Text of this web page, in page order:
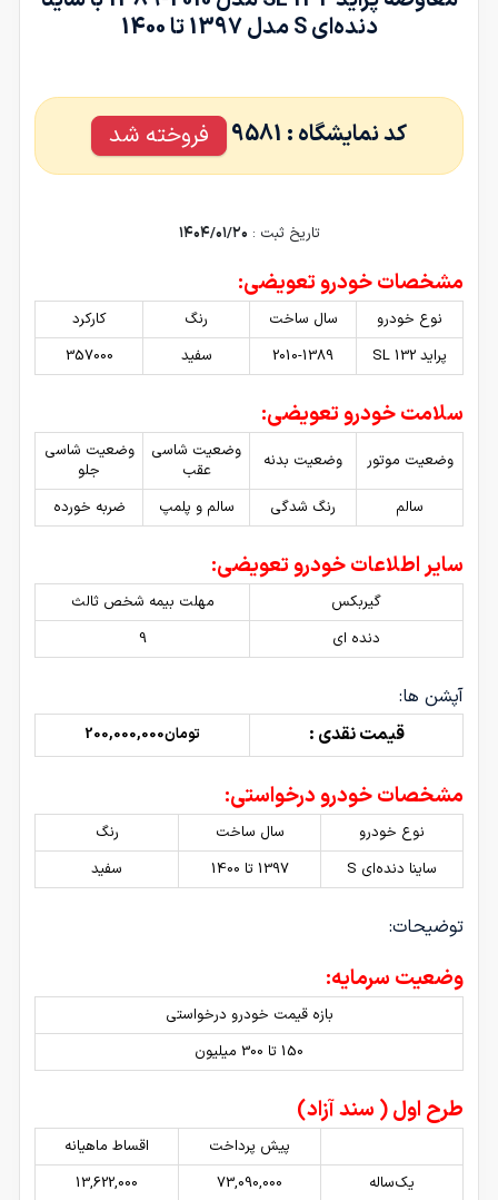
دنده‌ای S مدل 1397 تا 1400
کد نمایشگاه : 9581 فروخته شد
تاریخ ثبت : ۱۴۰۴/۰۱/۲۰
مشخصات خودرو تعویضی:
نوع خودرو سال ساخت رنگ
کارکرد
پراید 132 SL
2010-1389 سفید 357000
سلامت خودرو تعویضی:
وضعیت موتور وضعیت بدنه
وضعیت شاسی
عقب
وضعیت شاسی
جلو
سالم
رنگ شدگی سالم و پلمپ ضربه خورده
سایر اطلاعات خودرو تعویضی:
گیربکس
مهلت بیمه شخص ثالث
دنده ای
9
آپشن ها:
قیمت نقدی :
تومان200,000,000
مشخصات خودرو درخواستی:
نوع خودرو سال ساخت
رنگ
ساینا دنده‌ای S
1397 تا 1400 سفید
توضیحات:
وضعیت سرمایه:
بازه قیمت خودرو درخواستی
150 تا 300 میلیون
طرح اول ( سند آزاد)
پیش پرداخت
اقساط ماهیانه
یک‌ساله
73,090,000
13,622,000